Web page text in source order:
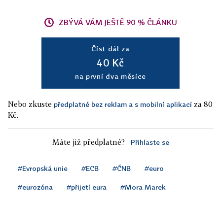
ZBÝVÁ VÁM JEŠTĚ 90 % ČLÁNKU
Číst dál za
40 Kč
na první dva měsíce
Nebo zkuste předplatné bez reklam a s mobilní aplikací za 80
Kč.
Máte již předplatné? Přihlaste se
#Evropská unie #ECB #ČNB #euro
#eurozóna #přijetí eura #Mora Marek